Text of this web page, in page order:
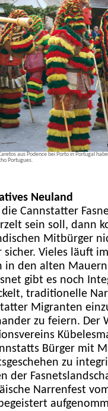
aus Podence bei Porto in Portugal
Portugues.
Neuland
Cannstatter
sein soll, dann
Mitbürger
sicher. Vieles läuft
in den alten
gibt es noch
traditionelle
Migranten
zu feiern. Der
Bürger mit
zu
der
Narrenfest